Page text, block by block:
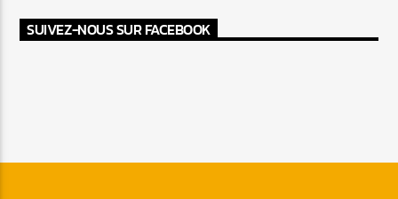
SUIVEZ-NOUS SUR FACEBOOK